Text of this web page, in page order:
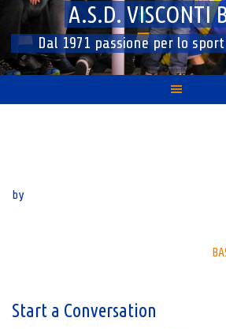
A.S.D. VISCONTI
Dal 1971 passione per lo
by
Start a Conversation